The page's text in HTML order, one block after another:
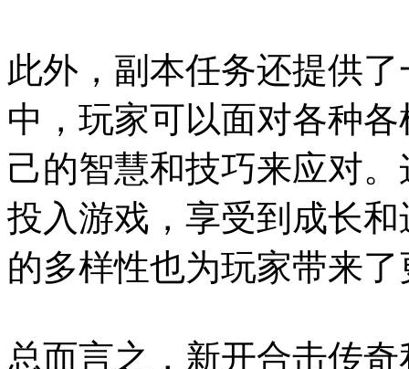
此外，副本任务还提供
中，玩家可以面对各种
己的智慧和技巧来应对
投入游戏，享受到成长
的多样性也为玩家带来
总而言之，新开合击传